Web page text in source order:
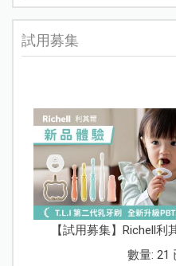
試用募集
【試用募集】Richell利
數量: 21